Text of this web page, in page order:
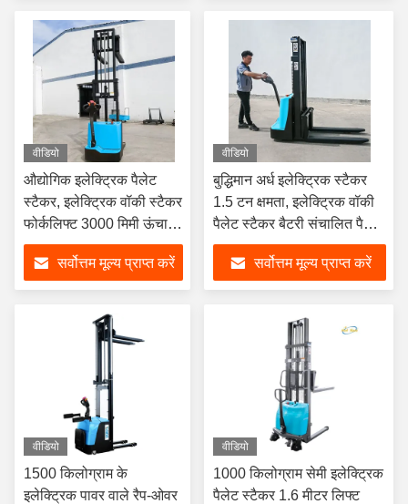
वीडियो
औद्योगिक इलेक्ट्रिक पैलेट
स्टैकर, इलेक्ट्रिक वॉकी स्टैकर
फोर्कलिफ्ट 3000 मिमी ऊंचाई
पोर्टेबल पैलेट स्टैकर
सर्वोत्तम मूल्य प्राप्त करें
वीडियो
बुद्धिमान अर्ध इलेक्ट्रिक स्टैकर
1.5 टन क्षमता, इलेक्ट्रिक वॉकी
पैलेट स्टैकर बैटरी संचालित पैलेट
स्टैकर
सर्वोत्तम मूल्य प्राप्त करें
वीडियो
1500 किलोग्राम के
इलेक्ट्रिक पावर वाले रैप-ओवर
वीडियो
1000 किलोग्राम सेमी इलेक्ट्रिक
पैलेट स्टैकर 1.6 मीटर लिफ्ट